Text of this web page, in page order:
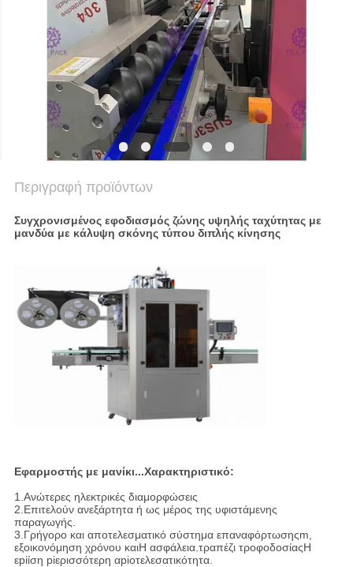
Περιγραφή προϊόντων
Συγχρονισμένος εφοδιασμός ζώνης υψηλής ταχύτητας με
μανδύα με κάλυψη σκόνης τύπου διπλής κίνησης
Εφαρμοστής με μανίκι...Χαρακτηριστικό:
1. Ανώτερες ηλεκτρικές διαμορφώσεις
2.Επιτελούν ανεξάρτητα ή ως μέρος της υφιστάμενης
παραγωγής.
3.Γρήγορο και αποτελεσματικό σύστημα επαναφόρτωσηςm,
εξοικονόμηση χρόνου καιΗ ασφάλεια. τραπέζι τροφοδοσίαςΗ
εpiίση piερισσότερη αpiοτελεσατικότητα.